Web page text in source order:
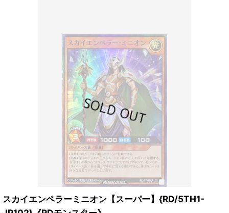
スカイエンペラーミニオン【スーパー】{RD/5TH1-